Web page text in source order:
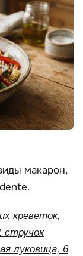
макарон,
креветок,
стручок
луковица, 6